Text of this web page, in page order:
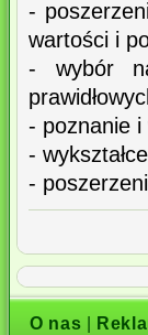
-
wartości i
- wybór
- poznanie i
-
-
O nas